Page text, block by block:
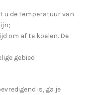
u de temperatuur van
om af te koelen. De
gebied
is, ga je